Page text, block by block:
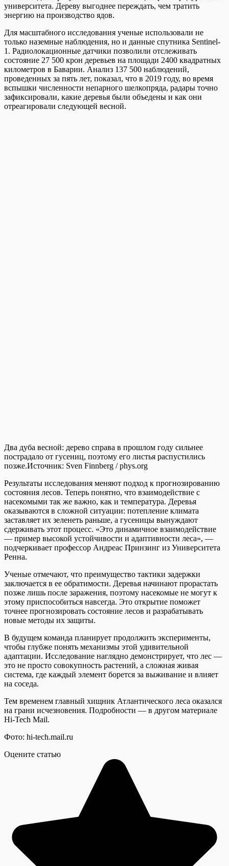
университета. Дереву выгоднее переждать, чем тратить
энергию на производство ядов.
Для масштабного исследования ученые использовали не
только наземные наблюдения, но и данные спутника Sentinel-
1. Радиолокационные датчики позволили отслеживать
состояние 27 500 крон деревьев на площади 2400 квадратных
километров в Баварии. Анализ 137 500 наблюдений,
проведенных за пять лет, показал, что в 2019 году, во время
вспышки численности непарного шелкопряда, радары точно
зафиксировали, какие деревья были объедены и как они
отреагировали следующей весной.
Два дуба весной: дерево справа в прошлом году сильнее
пострадало от гусениц, поэтому его листья распустились
позже.Источник: Sven Finnberg / phys.org
Результаты исследования меняют подход к прогнозированию
состояния лесов. Теперь понятно, что взаимодействие с
насекомыми так же важно, как и температура. Деревья
оказываются в сложной ситуации: потепление климата
заставляет их зеленеть раньше, а гусеницы вынуждают
сдерживать этот процесс. «Это динамичное взаимодействие
— пример высокой устойчивости и адаптивности леса», —
подчеркивает профессор Андреас Принзинг из Университета
Ренна.
Ученые отмечают, что преимущество тактики задержки
заключается в ее обратимости. Деревья начинают прорастать
позже лишь после заражения, поэтому насекомые не могут к
этому приспособиться навсегда. Это открытие поможет
точнее прогнозировать состояние лесов и разрабатывать
новые методы их защиты.
В будущем команда планирует продолжить эксперименты,
чтобы глубже понять механизмы этой удивительной
адаптации. Исследование наглядно демонстрирует, что лес —
это не просто совокупность растений, а сложная живая
система, где каждый элемент борется за выживание и влияет
на соседа.
Тем временем главный хищник Атлантического леса оказался
на грани исчезновения. Подробности — в другом материале
Hi-Tech Mail.
Фото: hi-tech.mail.ru
Оцените статью